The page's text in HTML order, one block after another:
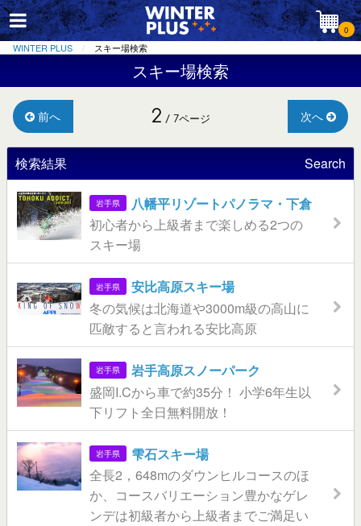
0
WINTER PLUS スキー場検索
スキー場検索
前へ 2 / 7ページ 次へ
検索結果 Search
岩手県
八幡平リゾートパノラマ・下倉
初心者から上級者まで楽しめる2つの
スキー場
岩手県
安比高原スキー場
冬の気候は北海道や3000m級の高山に
匹敵すると言われる安比高原
岩手県
岩手高原スノーパーク
盛岡I.Cから車で約35分！ 小学6年生以
下リフト全日無料開放！
岩手県
雫石スキー場
全長2，648mのダウンヒルコースのほ
か、コースバリエーション豊かなゲレ
ンデは初級者から上級者までご満足い